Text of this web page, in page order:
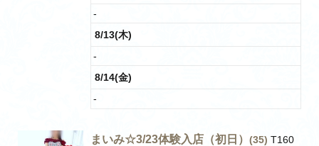
-
8/13(木)
-
8/14(金)
-
まいみ☆3/23体験入店（初日） (35) T160